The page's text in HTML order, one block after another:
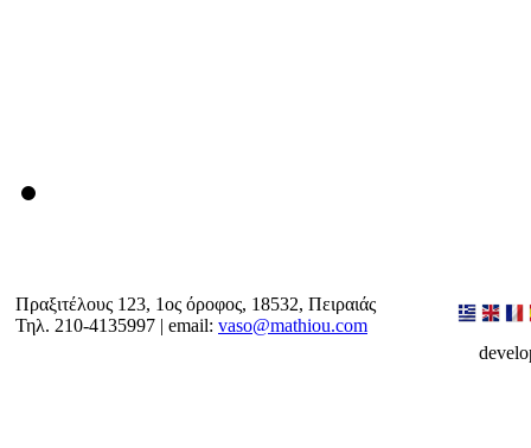
Πραξιτέλους 123, 1ος όροφος, 18532, Πειραιάς
Τηλ. 210-4135997 | email: vaso@mathiou.com